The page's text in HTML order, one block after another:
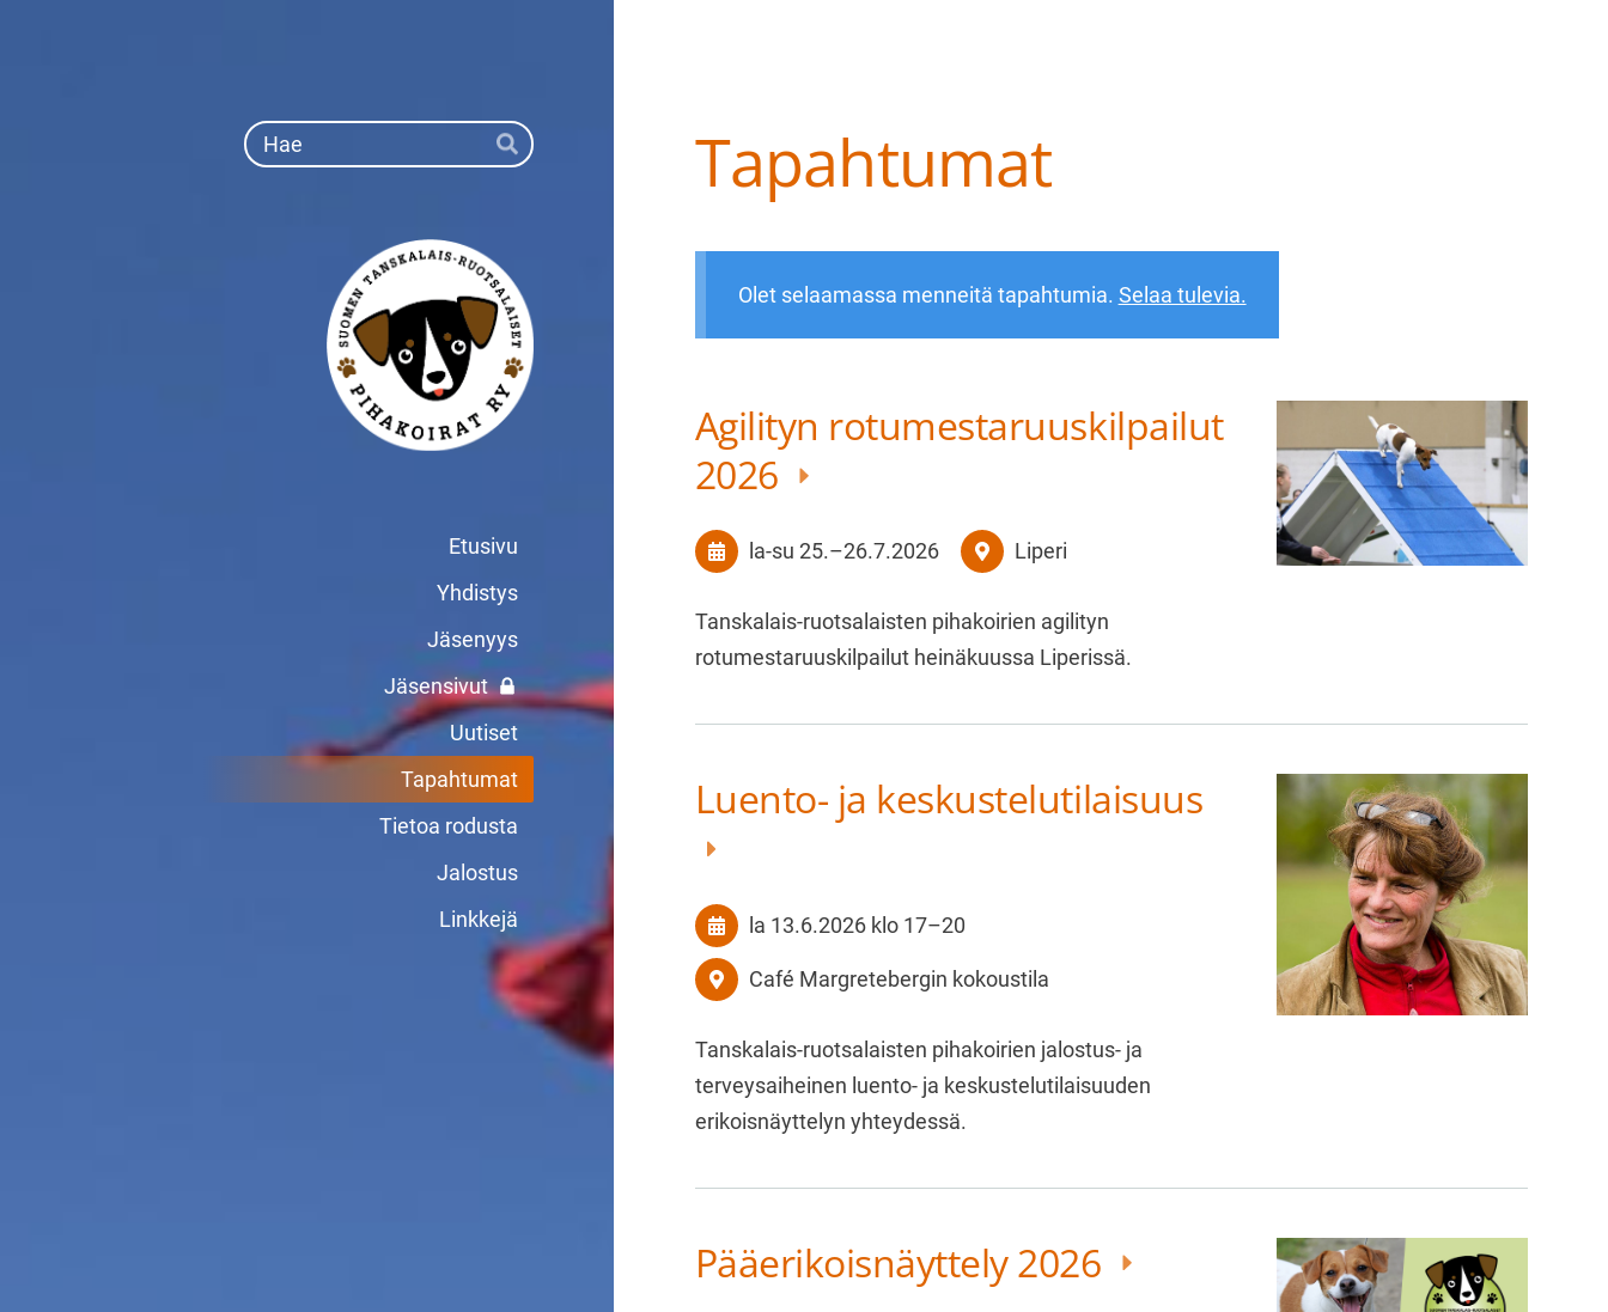
Haku
Hae
Suomen Tanskalais-ruotsalaiset pihakoirat ry
Etusivu
Yhdistys
Jäsenyys
Jäsensivut
Uutiset
Tapahtumat
Tietoa rodusta
Jalostus
Linkkejä
Tapahtumat
Olet selaamassa menneitä tapahtumia. Selaa tulevia.
Agilityn rotumestaruuskilpailut
2026
la-su 25.–26.7.2026 Liperi
Tanskalais-ruotsalaisten pihakoirien agilityn
rotumestaruuskilpailut heinäkuussa Liperissä.
Luento- ja keskustelutilaisuus
la 13.6.2026 klo 17–20
Café Margretebergin kokoustila
Tanskalais-ruotsalaisten pihakoirien jalostus- ja
terveysaiheinen luento- ja keskustelutilaisuuden
erikoisnäyttelyn yhteydessä.
Pääerikoisnäyttely 2026